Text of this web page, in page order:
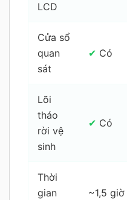
LCD
Cửa sổ
quan
sát
✔ Có
Lõi
tháo
rời vệ
sinh
✔ Có
Thời
gian
~1,5 giờ